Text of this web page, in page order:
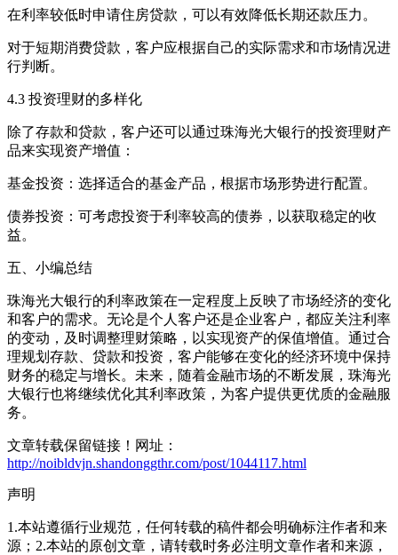
在利率较低时申请住房贷款，可以有效降低长期还款压力。
对于短期消费贷款，客户应根据自己的实际需求和市场情况进
行判断。
4.3 投资理财的多样化
除了存款和贷款，客户还可以通过珠海光大银行的投资理财产
品来实现资产增值：
基金投资：选择适合的基金产品，根据市场形势进行配置。
债券投资：可考虑投资于利率较高的债券，以获取稳定的收
益。
五、小编总结
珠海光大银行的利率政策在一定程度上反映了市场经济的变化
和客户的需求。无论是个人客户还是企业客户，都应关注利率
的变动，及时调整理财策略，以实现资产的保值增值。通过合
理规划存款、贷款和投资，客户能够在变化的经济环境中保持
财务的稳定与增长。未来，随着金融市场的不断发展，珠海光
大银行也将继续优化其利率政策，为客户提供更优质的金融服
务。
文章转载保留链接！网址：
http://noibldvjn.shandonggthr.com/post/1044117.html
声明
1.本站遵循行业规范，任何转载的稿件都会明确标注作者和来
源；2.本站的原创文章，请转载时务必注明文章作者和来源，